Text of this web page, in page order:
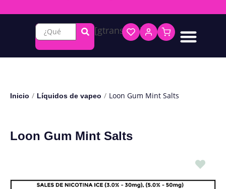
[gtranslate]
Inicio / Líquidos de vapeo / Loon Gum Mint Salts
Loon Gum Mint Salts